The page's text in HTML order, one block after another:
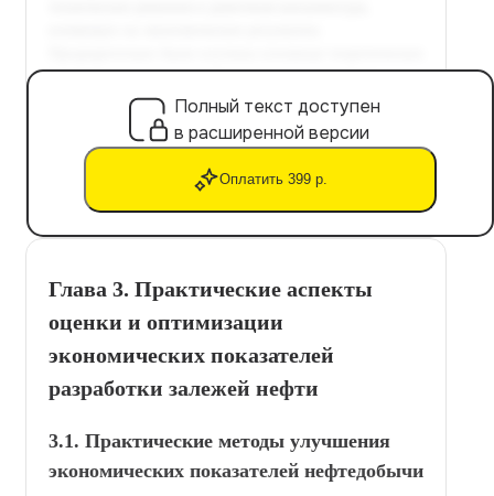
Полный текст доступен
в расширенной версии
Оплатить 399 р.
Глава 3. Практические аспекты
оценки и оптимизации
экономических показателей
разработки залежей нефти
3.1. Практические методы улучшения
экономических показателей нефтедобычи